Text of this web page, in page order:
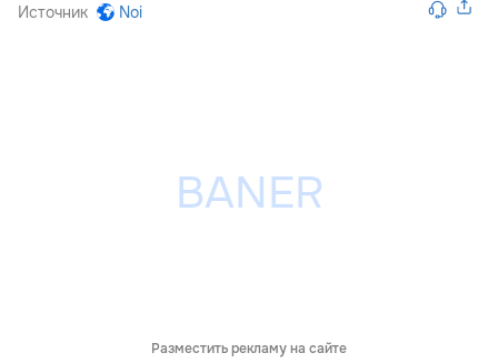
Источник Noi
Разместить рекламу на сайте